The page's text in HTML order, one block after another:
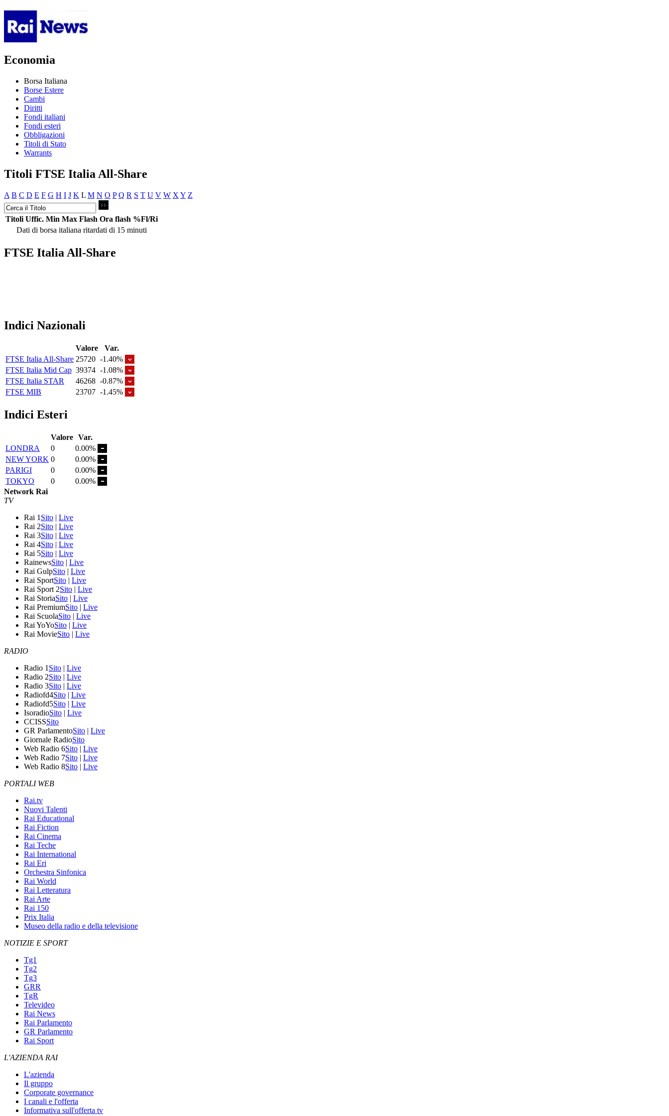
Economia
Borsa Italiana
Borse Estere
Cambi
Diritti
Fondi italiani
Fondi esteri
Obbligazioni
Titoli di Stato
Warrants
Titoli FTSE Italia All-Share
A B C D E F G H I J K L M N O P Q R S T U V W X Y Z
Titoli Uffic. Min Max Flash Ora flash %Fl/Ri
Dati di borsa italiana ritardati di 15 minuti
FTSE Italia All-Share
Indici Nazionali
Valore
Var.
FTSE Italia All-Share 25720 -1.40%
FTSE Italia Mid Cap 39374 -1.08%
FTSE Italia STAR
46268 -0.87%
FTSE MIB
23707 -1.45%
Indici Esteri
Valore Var.
LONDRA
0
0.00%
NEW YORK 0
0.00%
PARIGI
0
0.00%
TOKYO
0
0.00%
Network Rai
TV
Rai 1 Sito | Live
Rai 2Sito | Live
Rai 3Sito | Live
Rai 4Sito | Live
Rai 5Sito | Live
RainewsSito | Live
Rai GulpSito | Live
Rai SportSito | Live
Rai Sport 2Sito | Live
Rai StoriaSito | Live
Rai PremiumSito | Live
Rai ScuolaSito | Live
Rai YoYoSito | Live
Rai MovieSito | Live
RADIO
Radio 1 Sito | Live
Radio 2Sito | Live
Radio 3Sito | Live
Radiofd4Sito | Live
Radiofd5Sito | Live
IsoradioSito | Live
CCISSSito
GR ParlamentoSito | Live
Giornale RadioSito
Web Radio 6Sito | Live
Web Radio 7Sito | Live
Web Radio 8Sito | Live
PORTALI WEB
Rai.tv
Nuovi Talenti
Rai Educational
Rai Fiction
Rai Cinema
Rai Teche
Rai International
Rai Eri
Orchestra Sinfonica
Rai World
Rai Letteratura
Rai Arte
Rai 150
Prix Italia
Museo della radio e della televisione
NOTIZIE E SPORT
Tg1
Tg2
Tg3
GRR
TgR
Televideo
Rai News
Rai Parlamento
GR Parlamento
Rai Sport
L'AZIENDA RAI
L'azienda
Il gruppo
Corporate governance
I canali e l'offerta
Informativa sull'offerta tv